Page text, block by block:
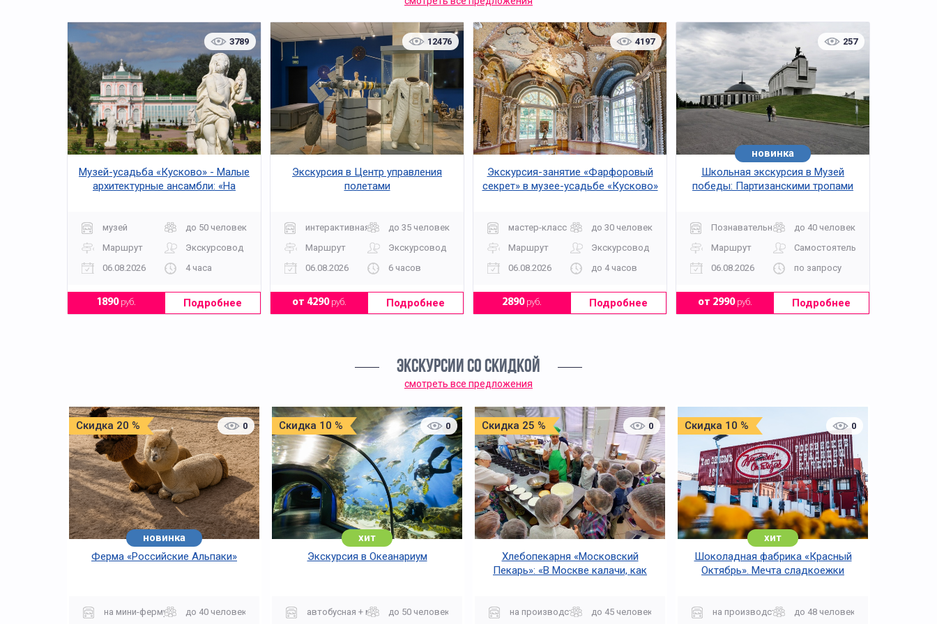
3789
Музей-усадьба «Кусково» - Малые
архитектурные ансамбли: «На
музей
до 50 человек
Маршрут
Экскурсовод
06.08.2026
4 часа
1890руб. Подробнее
12476
Экскурсия в Центр управления
полетами
интерактивная
до 35 человек
Маршрут
Экскурсовод
06.08.2026
6 часов
от 4290руб. Подробнее
4197
Экскурсия-занятие «Фарфоровый
секрет» в музее-усадьбе «Кусково»
мастер-класс
до 30 человек
Маршрут
Экскурсовод
06.08.2026
до 4 часов
2890руб. Подробнее
257
новинка
Школьная экскурсия в Музей
победы: Партизанскими тропами
Познавательная
до 40 человек
Маршрут
Самостоятельно
06.08.2026
по запросу
от 2990руб. Подробнее
ЭКСКУРСИИ СО СКИДКОЙ
смотреть все предложения
Скидка 20 % 0
новинка
Ферма «Российские Альпаки»
на мини-ферму до 40 человек
Скидка 10 % 0
хит
Экскурсия в Океанариум
автобусная + музейдо 50 человек
Скидка 25 % 0
Хлебопекарня «Московский
Пекарь»: «В Москве калачи, как
на производство до 45 человек
Скидка 10 % 0
хит
Шоколадная фабрика «Красный
Октябрь». Мечта сладкоежки
на производство до 48 человек